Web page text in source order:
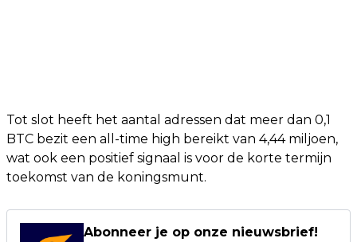
Tot slot heeft het aantal adressen dat meer dan 0,1
BTC bezit een all-time high bereikt van 4,44 miljoen,
wat ook een positief signaal is voor de korte termijn
toekomst van de koningsmunt.
Abonneer je op onze nieuwsbrief!